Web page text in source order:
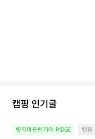
캠핑 인기글
릿지마운틴기어 RIDGE 캠핑